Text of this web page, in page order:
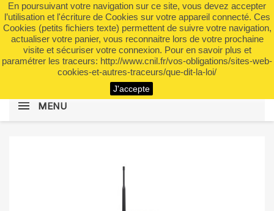
En poursuivant votre navigation sur ce site, vous devez accepter
l’utilisation et l'écriture de Cookies sur votre appareil connecté. Ces
Cookies (petits fichiers texte) permettent de suivre votre navigation,
actualiser votre panier, vous reconnaitre lors de votre prochaine
visite et sécuriser votre connexion. Pour en savoir plus et
paramétrer les traceurs: http://www.cnil.fr/vos-obligations/sites-web-
cookies-et-autres-traceurs/que-dit-la-loi/
J'accepte
 shopping_cart (0)

search
MENU